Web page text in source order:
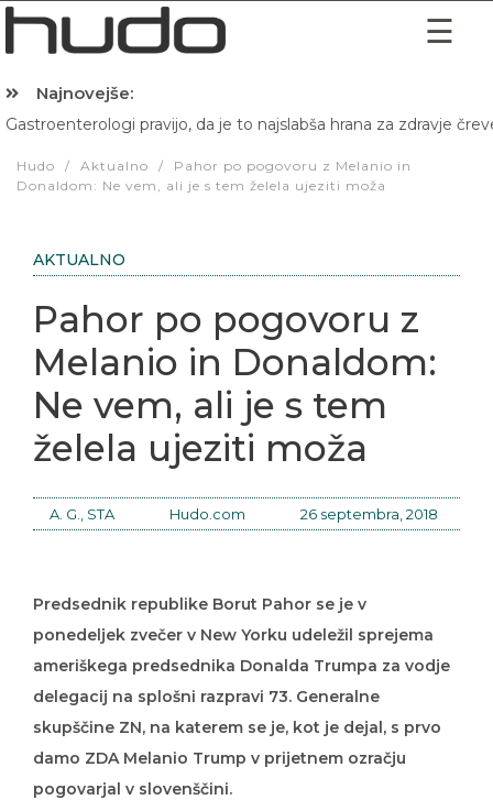
Najnovejše:
Gastroenterologi pravijo, da je to najslabša hrana za zdravje
Hudo / Aktualno /
Pahor po pogovoru z Melanio in
Donaldom: Ne vem, ali je s tem želela ujeziti moža
AKTUALNO
Pahor po pogovoru z
Melanio in Donaldom:
Ne vem, ali je s tem
želela ujeziti moža
A. G., STA Hudo.com 26 septembra, 2018
Predsednik republike Borut Pahor se je v
ponedeljek zvečer v New Yorku udeležil sprejema
ameriškega predsednika Donalda Trumpa za vodje
delegacij na splošni razpravi 73. Generalne
skupščine ZN, na katerem se je, kot je dejal, s prvo
damo ZDA Melanio Trump v prijetnem ozračju
pogovarjal v slovenščini.